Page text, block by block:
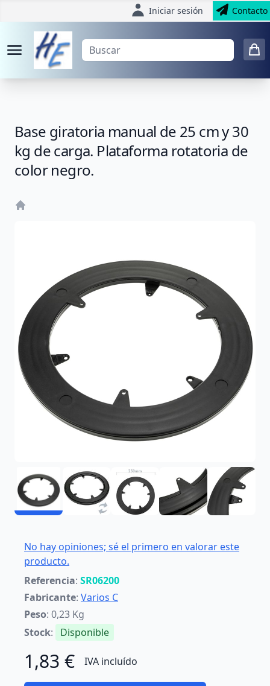
Iniciar sesión Contacto
Base giratoria manual de 25 cm y 30
kg de carga. Plataforma rotatoria de
color negro.
No hay opiniones; sé el primero en valorar este
producto.
Referencia: SR06200
Fabricante: Varios C
Peso: 0,23 Kg
Stock: Disponible
1,83 € IVA incluído